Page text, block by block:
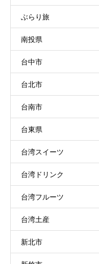
ぶらり旅
南投県
台中市
台北市
台南市
台東県
台湾スイーツ
台湾ドリンク
台湾フルーツ
台湾土産
新北市